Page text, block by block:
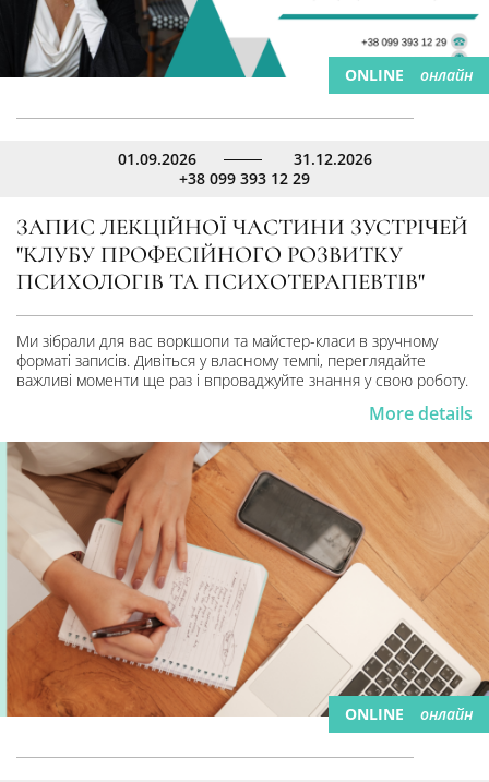
ONLINE онлайн
ONLINE онлайн
01.09.2026
31.12.2026
+38 099 393 12 29
ЗАПИС ЛЕКЦІЙНОЇ ЧАСТИНИ ЗУСТРІЧЕЙ
"КЛУБУ ПРОФЕСІЙНОГО РОЗВИТКУ
ПСИХОЛОГІВ ТА ПСИХОТЕРАПЕВТІВ"
Ми зібрали для вас воркшопи та майстер-класи в зручному
форматі записів. Дивіться у власному темпі, переглядайте
важливі моменти ще раз і впроваджуйте знання у свою роботу.
More details